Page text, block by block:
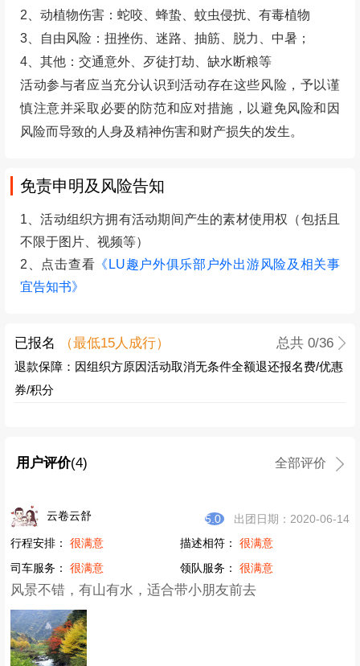
2、动植物伤害：蛇咬、蜂蛰、蚊虫侵扰、有毒植物
3、自由风险：扭挫伤、迷路、抽筋、脱力、中暑；
4、其他：交通意外、歹徒打劫、缺水断粮等
活动参与者应当充分认识到活动存在这些风险，予以谨
慎注意并采取必要的防范和应对措施，以避免风险和因
风险而导致的人身及精神伤害和财产损失的发生。
免责申明及风险告知
1、活动组织方拥有活动期间产生的素材使用权（包括且
不限于图片、视频等）
2、点击查看 《LU趣户外俱乐部户外出游风险及相关事
宜告知书》
已报名 （最低15人成行） 总共0/36
退款保障：因组织方原因活动取消无条件全额退还报名费/优惠
券/积分
用户评价(4) 全部评价
云卷云舒 5.0
出团日期：2020-06-14
行程安排：很满意 描述相符： 很满意
司车服务：很满意 领队服务： 很满意
风景不错，有山有水，适合带小朋友前去